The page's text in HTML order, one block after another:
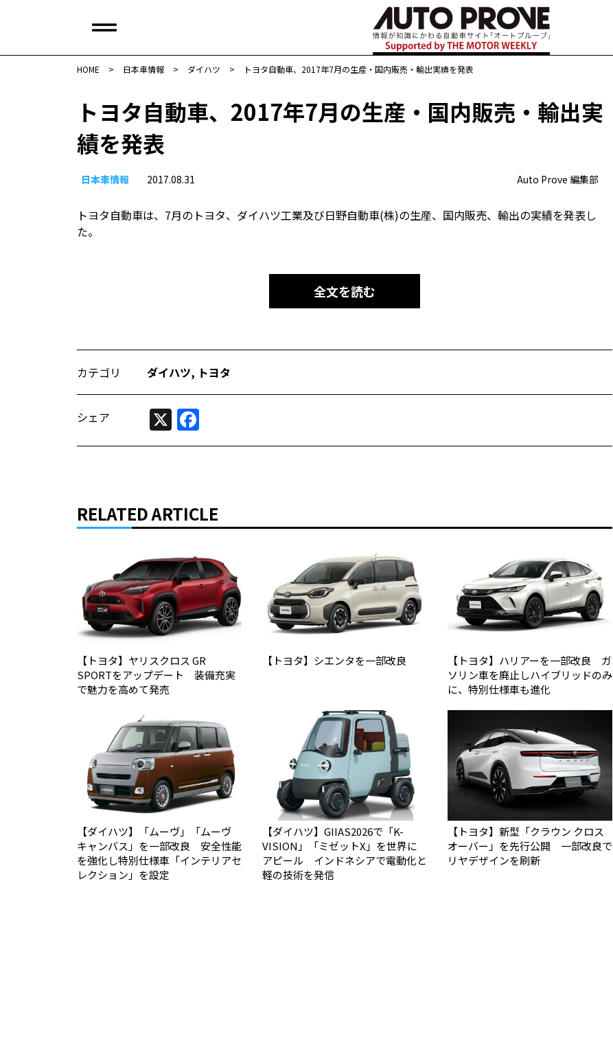
HOME > 日本車情報​ > ダイハツ > トヨタ自動車、2017年7月の生産・国内販売・輸出実績を発表
トヨタ自動車、2017年7月の生産・国内販売・輸出実
績を発表
日本車情報​ 2017.08.31 Auto Prove 編集部
トヨタ自動車は、7月のトヨタ、ダイハツ工業及び日野自動車(株)の生産、国内販売、輸出の実績を発表し
た。
全文を読む
カテゴリ ダイハツ, トヨタ
シェア X
RELATED ARTICLE
【トヨタ】ヤリスクロス GR
SPORTをアップデート 装備充実
で魅力を高めて発売
【トヨタ】シエンタを一部改良
【トヨタ】ハリアーを一部改良 ガ
ソリン車を廃止しハイブリッドのみ
に、特別仕様車も進化
【ダイハツ】「ムーヴ」「ムーヴ
キャンバス」を一部改良 安全性能
を強化し特別仕様車「インテリアセ
レクション」を設定
【ダイハツ】GIIAS2026で「K-
VISION」「ミゼットX」を世界に
アピール インドネシアで電動化と
軽の技術を発信
【トヨタ】新型「クラウン クロス
オーバー」を先行公開 一部改良で
リヤデザインを刷新